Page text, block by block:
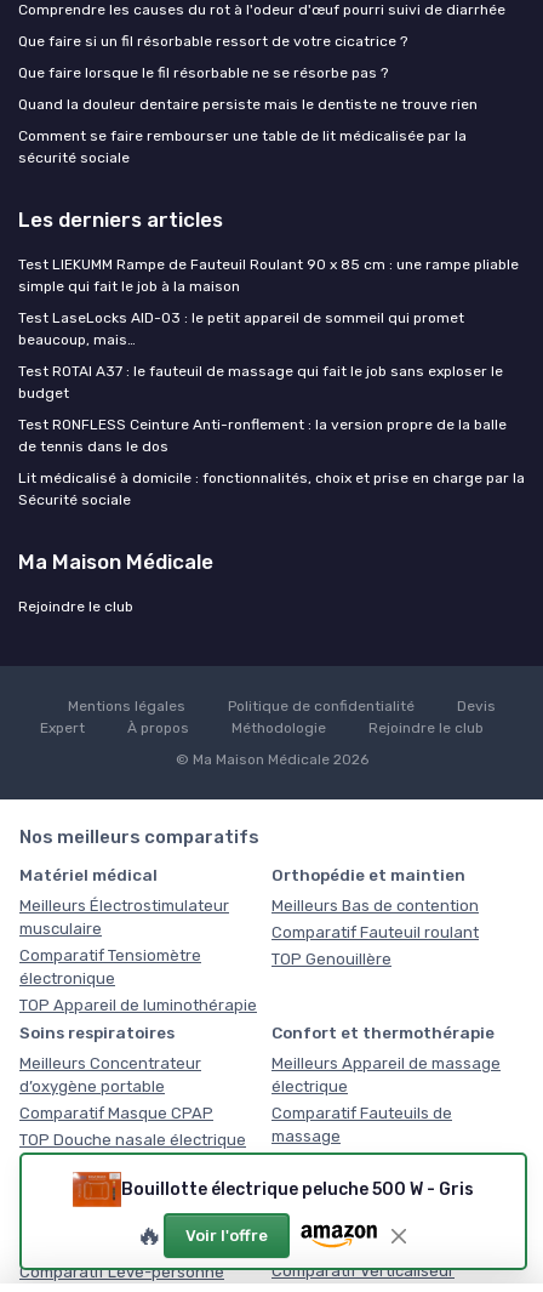
Bouillotte électrique peluche 500 W - Gris
🔥 Voir l'offre
Comprendre les causes du rot à l'odeur d'œuf pourri suivi de diarrhée
Que faire si un fil résorbable ressort de votre cicatrice ?
Que faire lorsque le fil résorbable ne se résorbe pas ?
Quand la douleur dentaire persiste mais le dentiste ne trouve rien
Comment se faire rembourser une table de lit médicalisée par la
sécurité sociale
Les derniers articles
Test LIEKUMM Rampe de Fauteuil Roulant 90 x 85 cm : une rampe pliable
simple qui fait le job à la maison
Test LaseLocks AID-03 : le petit appareil de sommeil qui promet
beaucoup, mais…
Test ROTAI A37 : le fauteuil de massage qui fait le job sans exploser le
budget
Test RONFLESS Ceinture Anti-ronflement : la version propre de la balle
de tennis dans le dos
Lit médicalisé à domicile : fonctionnalités, choix et prise en charge par la
Sécurité sociale
Ma Maison Médicale
Rejoindre le club
Mentions légales Politique de confidentialité
Devis
Expert
À propos Méthodologie
Rejoindre le club
© Ma Maison Médicale 2026
Nos meilleurs comparatifs
Matériel médical
Meilleurs Électrostimulateur
musculaire
Comparatif Tensiomètre
électronique
TOP Appareil de luminothérapie
Orthopédie et maintien
Meilleurs Bas de contention
Comparatif Fauteuil roulant
TOP Genouillère
Soins respiratoires
Meilleurs Concentrateur
d’oxygène portable
Comparatif Masque CPAP
TOP Douche nasale électrique
Confort et thermothérapie
Meilleurs Appareil de massage
électrique
Comparatif Fauteuils de
massage
Équipement médical du
Meilleurs Planche de transfert
Comparatif Lève-personne
Mobilité senior et PMR
Meilleurs Marchepied avec main
courante
Comparatif Verticaliseur